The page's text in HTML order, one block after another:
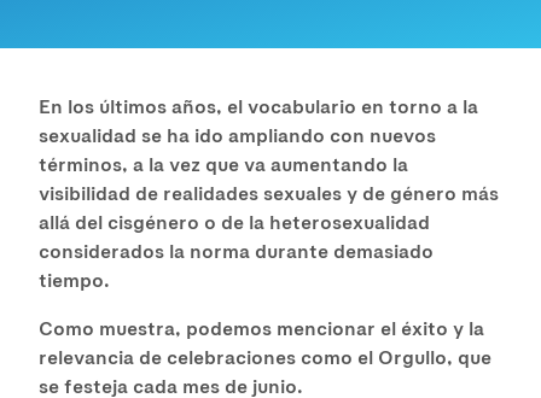
En los últimos años, el vocabulario en torno a la
sexualidad se ha ido ampliando con nuevos
términos, a la vez que va aumentando la
visibilidad de realidades sexuales y de género más
allá del cisgénero o de la heterosexualidad
considerados la norma durante demasiado
tiempo.
Como muestra, podemos mencionar el éxito y la
relevancia de celebraciones como el Orgullo, que
se festeja cada mes de junio.